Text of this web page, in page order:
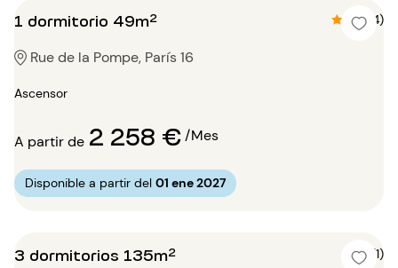
1 dormitorio 49m² 4.5 (4)
Rue de la Pompe, París 16
Ascensor
A partir de 2 258 €/Mes
Disponible a partir del 01 ene 2027
3 dormitorios 135m² 5 (1)